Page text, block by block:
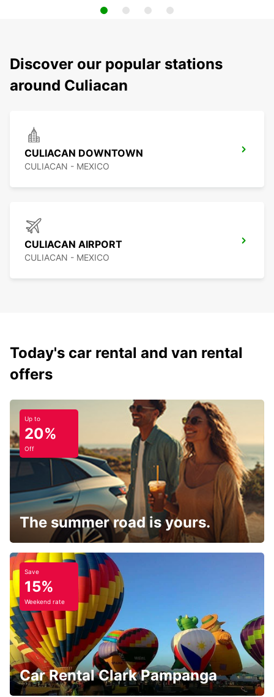
Discover our popular stations
around Culiacan
CULIACAN DOWNTOWN
CULIACAN - MEXICO
CULIACAN AIRPORT
CULIACAN - MEXICO
Today's car rental and van rental
offers
Up to
20%
Off
The summer road is yours.
Save
15%
Weekend rate
Car Rental Clark Pampanga